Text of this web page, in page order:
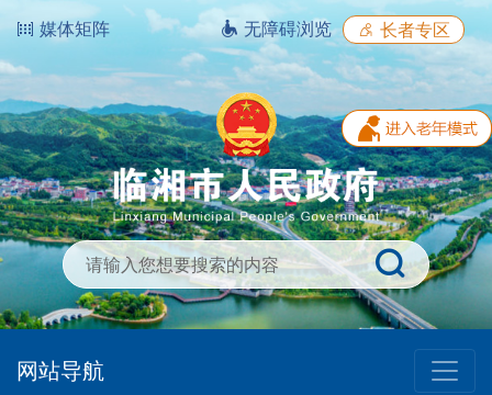
媒体矩阵 无障碍浏览 长者专区
网站导航